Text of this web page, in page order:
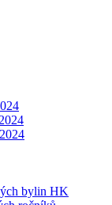
bylin HK